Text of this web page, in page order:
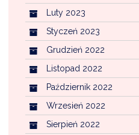
Luty 2023
Styczeń 2023
Grudzień 2022
Listopad 2022
Październik 2022
Wrzesień 2022
Sierpień 2022